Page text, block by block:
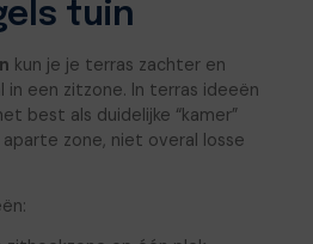
tuin
kun je je terras zachter en
in een zitzone. In terras ideeën
best als duidelijke “kamer”
zone, niet overal losse